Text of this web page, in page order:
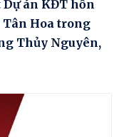
Dự án KĐT hỗn
Tân Hoa trong
Thủy Nguyên,